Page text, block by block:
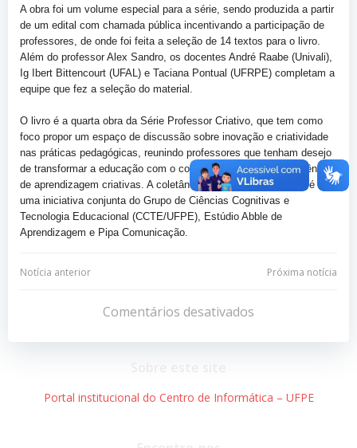
A obra foi um volume especial para a série, sendo produzida a partir
de um edital com chamada pública incentivando a participação de
professores, de onde foi feita a seleção de 14 textos para o livro.
Além do professor Alex Sandro, os docentes André Raabe (Univali),
Ig Ibert Bittencourt (UFAL) e Taciana Pontual (UFRPE) completam a
equipe que fez a seleção do material.
O livro é a quarta obra da Série Professor Criativo, que tem como
foco propor um espaço de discussão sobre inovação e criatividade
nas práticas pedagógicas, reunindo professores que tenham desejo
de transformar a educação com o compartilhamento de experiências
de aprendizagem criativas. A coletânea foi lançada em 2015 e é
uma iniciativa conjunta do Grupo de Ciências Cognitivas e
Tecnologia Educacional (CCTE/UFPE), Estúdio Abble de
Aprendizagem e Pipa Comunicação.
Navegação
Post
Notícia anterior
Navegação
de
Post
Próxima notícia
Comentários desativados
Portal institucional do Centro de Informática – UFPE